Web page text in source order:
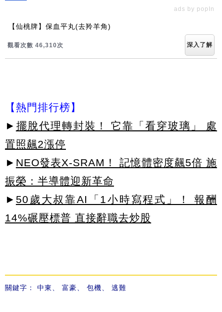
ads by popIn
【仙桃牌】保血平丸(去羚羊角)
觀看次數 46,318次 深入了解
【熱門排行榜】
► 擺脫代理轉封裝！ 它靠「看穿玻璃」 處
置照飆2漲停
► NEO發表X-SRAM！ 記憶體密度飆5倍 施
振榮：半導體迎新革命
► 50歲大叔靠AI「1小時寫程式」！ 報酬
14%碾壓標普 直接辭職去炒股
關鍵字： 中東 富豪 包機 逃難